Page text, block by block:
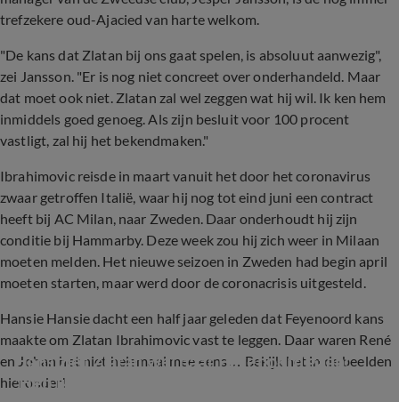
trefzekere oud-Ajacied van harte welkom.
"De kans dat Zlatan bij ons gaat spelen, is absoluut aanwezig",
zei Jansson. "Er is nog niet concreet over onderhandeld. Maar
dat moet ook niet. Zlatan zal wel zeggen wat hij wil. Ik ken hem
inmiddels goed genoeg. Als zijn besluit voor 100 procent
vastligt, zal hij het bekendmaken."
Ibrahimovic reisde in maart vanuit het door het coronavirus
zwaar getroffen Italië, waar hij nog tot eind juni een contract
heeft bij AC Milan, naar Zweden. Daar onderhoudt hij zijn
conditie bij Hammarby. Deze week zou hij zich weer in Milaan
moeten melden. Het nieuwe seizoen in Zweden had begin april
moeten starten, maar werd door de coronacrisis uitgesteld.
Hansie Hansie dacht een half jaar geleden dat Feyenoord kans
maakte om Zlatan Ibrahimovic vast te leggen. Daar waren René
en Johan het niet helemaal mee eens… Bekijk het in de beelden
hieronder!
Hans ziet Zlatan wel naar Feyenoord gaan:
'Heb jij gedronken Hans?'